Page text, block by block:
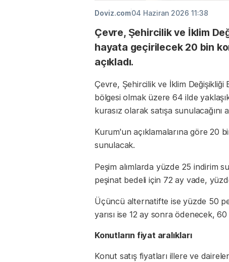
Doviz.com04 Haziran 2026 11:38
Çevre, Şehircilik ve İklim
hayata geçirilecek 20 bin
açıkladı.
Çevre, Şehircilik ve İklim
bölgesi olmak üzere 64 ilde
kurasız olarak satışa sunulacağını
Kurum'un açıklamalarına göre 20
sunulacak.
Peşim alımlarda yüzde 25 indirim
peşinat bedeli için 72 ay vade,
Üçüncü alternatifte ise yüzde 50
yarısı ise 12 ay sonra ödenecek,
Konutların fiyat aralıkları
Konut satış fiyatları illere ve